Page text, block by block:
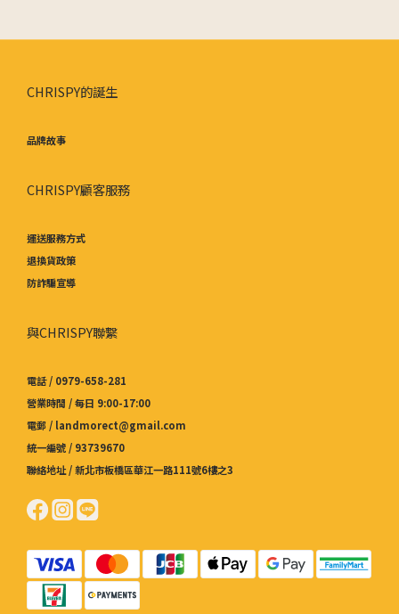
CHRISPY的誕生
品牌故事
CHRISPY顧客服務
運送服務方式
退換貨政策
防詐騙宣導
與CHRISPY聯繫
電話 / 0979-658-281
營業時間 / 每日 9:00-17:00
電郵 / landmorect@gmail.com
統一編號 / 93739670
聯絡地址 / 新北市板橋區華江一路111號6樓之3